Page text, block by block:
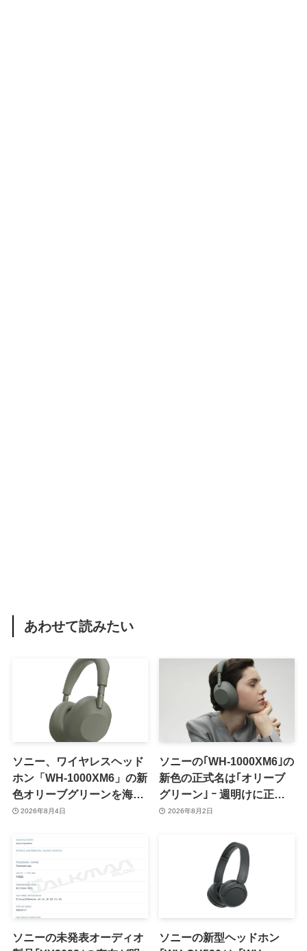
あわせて読みたい
ソニー、ワイヤレスヘッド
ホン「WH-1000XM6」の新
色オリーブグリーンを海外
で正式発表
2026年8月4日
ソニーの｢WH-1000XM6｣の
新色の正式名は｢オリーブ
グリーン｣ ｰ 週明けに正式
発表へ
2026年8月2日
ソニーの未発表オーディオ
ソニーの新型ヘッドホン